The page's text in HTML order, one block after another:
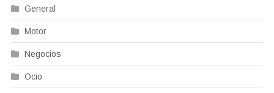
General
Motor
Negocios
Ocio